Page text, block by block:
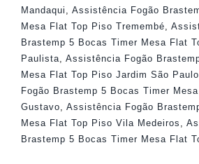
Mandaqui
Assistência Fogão
Mesa Flat Top Piso Tremembé
Brastemp 5 Bocas Timer Mesa Flat
Paulista
Assistência Fogão
Mesa Flat Top Piso Jardim São Paulo
Fogão Brastemp 5 Bocas Timer
Gustavo
Assistência Fogão
Mesa Flat Top Piso Vila Medeiros
Brastemp 5 Bocas Timer Mesa Flat